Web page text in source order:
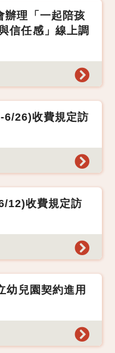
辦理「一起陪孩
信任感」線上調
6/26)收費規定訪
12)收費規定訪
幼兒園契約進用